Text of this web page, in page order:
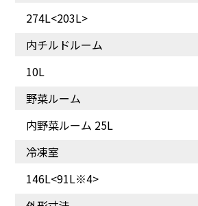
274L<203L>
内チルドルーム
10L
野菜ルーム
内野菜ルーム 25L
冷凍室
146L<91L※4>